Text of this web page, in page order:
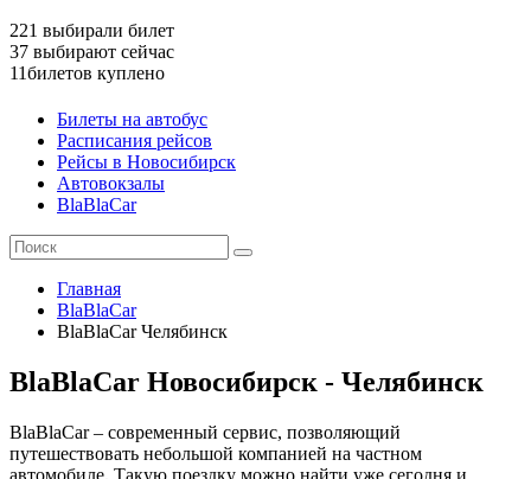
221 выбирали билет
37 выбирают сейчас
11билетов куплено
Билеты на автобус
Расписания рейсов
Рейсы в Новосибирск
Автовокзалы
BlaBlaCar
Главная
BlaBlaCar
BlaBlaCar Челябинск
BlaBlaCar Новосибирск - Челябинск
BlaBlaCar – современный сервис, позволяющий
путешествовать небольшой компанией на частном
автомобиле. Такую поездку можно найти уже сегодня и